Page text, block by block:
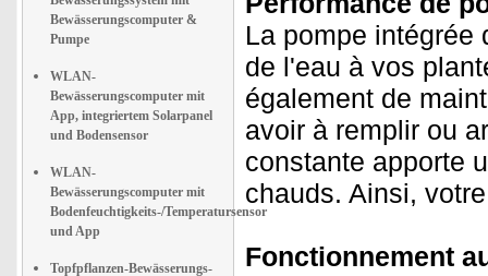
Bewässerungscomputer &
Pumpe
WLAN-
Bewässerungscomputer mit
App, integriertem Solarpanel
und Bodensensor
WLAN-
Bewässerungscomputer mit
Bodenfeuchtigkeits-/Temperatursensor
und App
Topfpflanzen-Bewässerungs-
La pompe intégrée
de l'eau à vos
également de
avoir à remplir ou
constante apporte
chauds. Ainsi,
Fonctionnement